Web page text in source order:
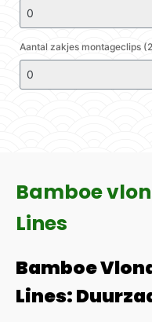
Aantal zakjes montageclips
Bamboe
Lines
Bamboe
Lines: